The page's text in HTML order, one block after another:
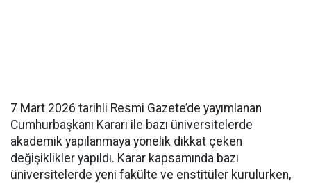
7 Mart 2026 tarihli Resmi Gazete’de yayımlanan
Cumhurbaşkanı Kararı ile bazı üniversitelerde
akademik yapılanmaya yönelik dikkat çeken
değişiklikler yapıldı. Karar kapsamında bazı
üniversitelerde yeni fakülte ve enstitüler kurulurken,